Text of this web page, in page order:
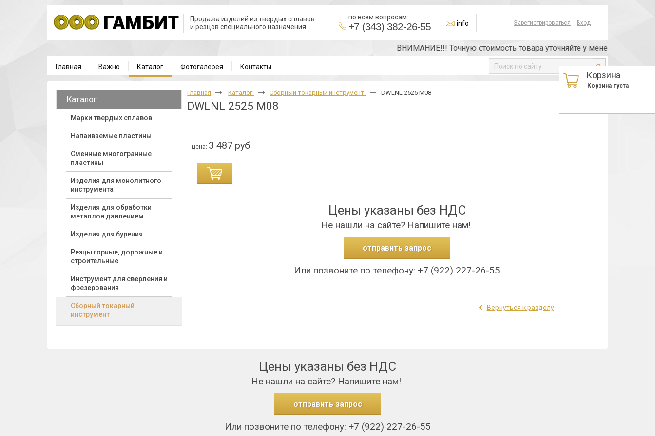
Зарегистрироваться Вход
Продажа изделий из твердых сплавов
и резцов специального назначения
по всем вопросам:
+7 (343) 382-26-55 info
ВНИМАНИЕ!!! Точную стоимость товара уточняйте у менеджера или по
Главная Важно Каталог Фотогалерея Контакты
Корзина
Корзина пуста
Каталог
Марки твердых сплавов
Напаиваемые пластины
Cменные многогранные
пластины
Изделия для монолитного
инструмента
Изделия для обработки
металлов давлением
Изделия для бурения
Резцы горные, дорожные и
строительные
Инструмент для сверления и
фрезерования
Сборный токарный
инструмент
Главная Каталог Сборный токарный инструмент DWLNL 2525 M08
DWLNL 2525 M08
Цена: 3 487 руб
Цены указаны без НДС
Не нашли на сайте? Напишите нам!
отправить запрос
Или позвоните по телефону: +7 (922) 227-26-55
‹ Вернуться к разделу
Цены указаны без НДС
Не нашли на сайте? Напишите нам!
отправить запрос
Или позвоните по телефону: +7 (922) 227-26-55